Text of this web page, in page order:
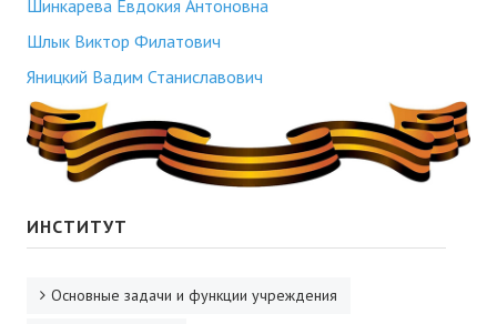
Шинкарева Евдокия Антоновна
Шлык Виктор Филатович
Яницкий Вадим Станиславович
ИНСТИТУТ
Основные задачи и функции учреждения